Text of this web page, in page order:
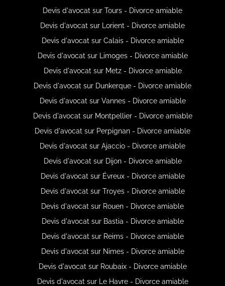
Devis d'avocat sur Tours - Divorce amiable
Devis d'avocat sur Lorient - Divorce amiable
Devis d'avocat sur Calais - Divorce amiable
Devis d'avocat sur Limoges - Divorce amiable
Devis d'avocat sur Metz - Divorce amiable
Devis d'avocat sur Dunkerque - Divorce amiable
Devis d'avocat sur Vannes - Divorce amiable
Devis d'avocat sur Montpellier - Divorce amiable
Devis d'avocat sur Perpignan - Divorce amiable
Devis d'avocat sur Ajaccio - Divorce amiable
Devis d'avocat sur Dijon - Divorce amiable
Devis d'avocat sur Évreux - Divorce amiable
Devis d'avocat sur Troyes - Divorce amiable
Devis d'avocat sur Rouen - Divorce amiable
Devis d'avocat sur Bastia - Divorce amiable
Devis d'avocat sur Reims - Divorce amiable
Devis d'avocat sur Nimes - Divorce amiable
Devis d'avocat sur Roubaix - Divorce amiable
Devis d'avocat sur Le Havre - Divorce amiable